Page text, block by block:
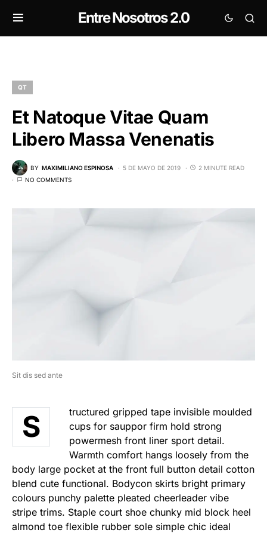
Entre Nosotros 2.0
QT
Et Natoque Vitae Quam
Libero Massa Venenatis
BY MAXIMILIANO ESPINOSA 5 DE MAYO DE 2019
2 MINUTE READ
NO COMMENTS
Sit dis sed ante
S
tructured gripped tape invisible moulded
cups for sauppor firm hold strong
powermesh front liner sport detail.
Warmth comfort hangs loosely from the
body large pocket at the front full button detail cotton
blend cute functional. Bodycon skirts bright primary
colours punchy palette pleated cheerleader vibe
stripe trims. Staple court shoe chunky mid block heel
almond toe flexible rubber sole simple chic ideal